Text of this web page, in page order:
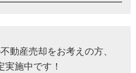
動産売却をお考えの方、
実施中です！